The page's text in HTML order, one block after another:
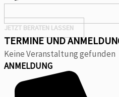
JETZT BERATEN LASSEN
TERMINE UND
Keine Veranstaltung gefunden
ANMELDUNG